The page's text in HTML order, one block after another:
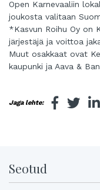
Open Karnevaaliin
joukosta valitaan
*Kasvun Roihu Oy on
järjestäjä ja voittoa
Muut osakkaat ovat
kaupunki ja Aava &
Jaga lehte:
Seotud